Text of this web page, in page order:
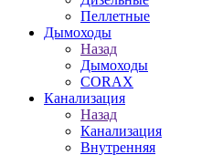
Пеллетные
Дымоходы
Назад
Дымоходы
CORAX
Канализация
Назад
Канализация
Внутренняя